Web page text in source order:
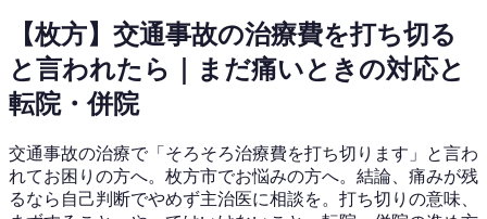
【枚方】交通事故の治療費を打ち切る
と言われたら｜まだ痛いときの対応と
転院・併院
交通事故の治療で「そろそろ治療費を打ち切ります」と言わ
れてお困りの方へ。枚方市でお悩みの方へ。結論、痛みが残
るなら自己判断でやめず主治医に相談を。打ち切りの意味、